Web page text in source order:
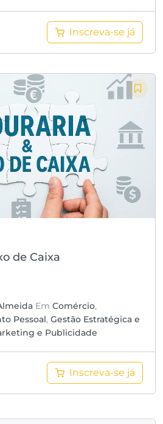
Inscreva-se já
de Caixa
Em Comércio,
Pessoal, Gestão Estratégica e
e Publicidade
Inscreva-se já